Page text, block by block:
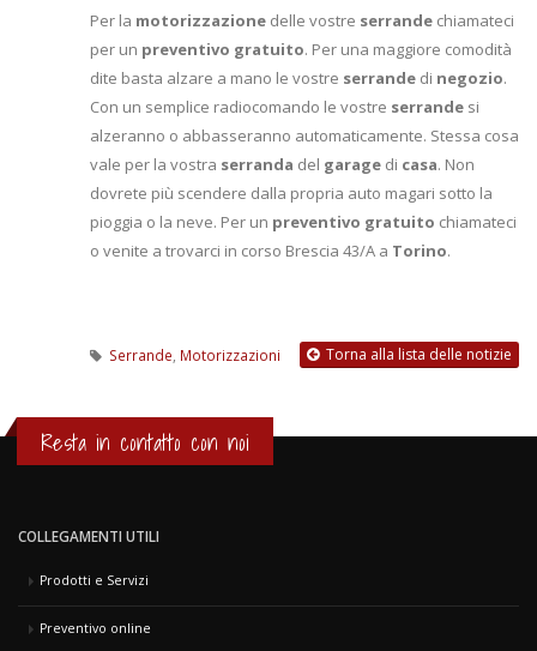
Per la motorizzazione delle vostre serrande chiamateci
per un preventivo gratuito. Per una maggiore comodità
dite basta alzare a mano le vostre serrande di negozio.
Con un semplice radiocomando le vostre serrande si
alzeranno o abbasseranno automaticamente. Stessa cosa
vale per la vostra serranda del garage di casa. Non
dovrete più scendere dalla propria auto magari sotto la
pioggia o la neve. Per un preventivo gratuito chiamateci
o venite a trovarci in corso Brescia 43/A a Torino.
Serrande Motorizzazioni Torna alla lista delle notizie
Resta in contatto con noi
COLLEGAMENTI UTILI
Prodotti e Servizi
Preventivo online